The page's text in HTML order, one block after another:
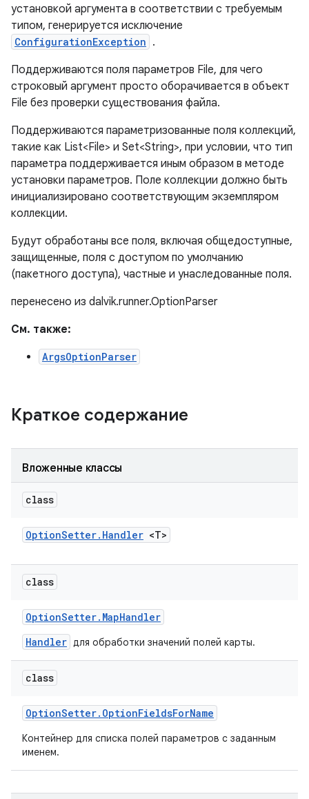
установкой аргумента в соответствии с требуемым
типом, генерируется исключение
ConfigurationException .
Поддерживаются поля параметров File, для чего
строковый аргумент просто оборачивается в объект
File без проверки существования файла.
Поддерживаются параметризованные поля коллекций,
такие как List<File> и Set<String>, при условии, что тип
параметра поддерживается иным образом в методе
установки параметров. Поле коллекции должно быть
инициализировано соответствующим экземпляром
коллекции.
Будут обработаны все поля, включая общедоступные,
защищенные, поля с доступом по умолчанию
(пакетного доступа), частные и унаследованные поля.
перенесено из dalvik.runner.OptionParser
См. также:
ArgsOptionParser
Краткое содержание
Вложенные классы
class
OptionSetter. Handler <T>
class
OptionSetter. MapHandler
Handler для обработки значений полей карты.
class
OptionSetter. OptionFieldsForName
Контейнер для списка полей параметров с заданным
именем.